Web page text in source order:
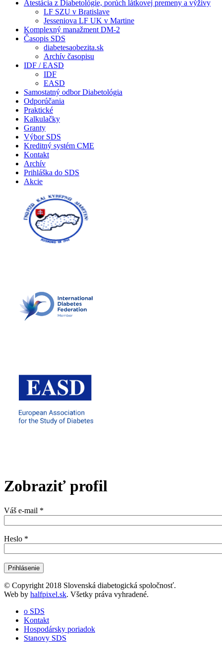
Atestácia z Diabetológie, porúch látkovej premeny a výživy
LF SZU v Bratislave
Jesseniova LF UK v Martine
Komplexný manažment DM-2
Časopis SDS
diabetesaobezita.sk
Archív časopisu
IDF / EASD
IDF
EASD
Samostatný odbor Diabetológia
Odporúčania
Praktické
Kalkulačky
Granty
Výbor SDS
Kreditný systém CME
Kontakt
Archív
Prihláška do SDS
Akcie
Zobraziť profil
Váš e-mail *
Heslo *
© Copyright 2018 Slovenská diabetogická spoločnosť.
Web by halfpixel.sk. Všetky práva vyhradené.
o SDS
Kontakt
Hospodársky poriadok
Stanovy SDS